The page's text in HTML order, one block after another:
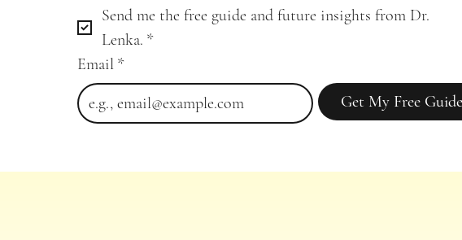
Send me the free guide and future insights from Dr.
Lenka. *
Email *
Get My Free Guide